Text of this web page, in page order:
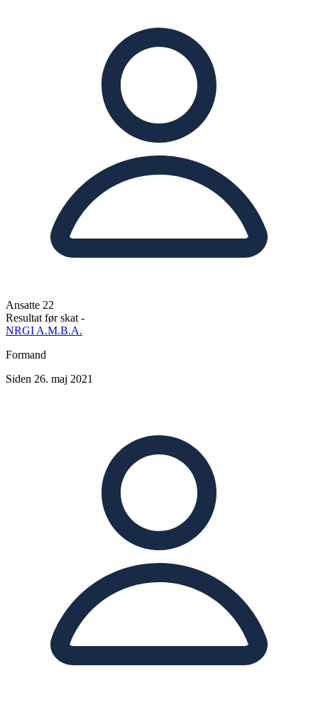
Ansatte 22
Resultat før skat -
NRGI A.M.B.A.
Formand
Siden 26. maj 2021